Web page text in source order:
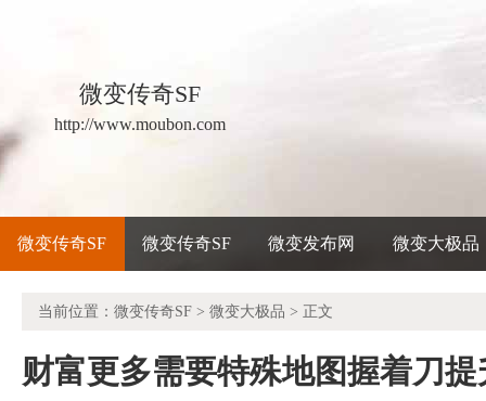
微变传奇SF
http://www.moubon.com
微变传奇SF 微变传奇SF 微变发布网 微变大极品
当前位置： 微变传奇SF > 微变大极品 > 正文
财富更多需要特殊地图握着刀提